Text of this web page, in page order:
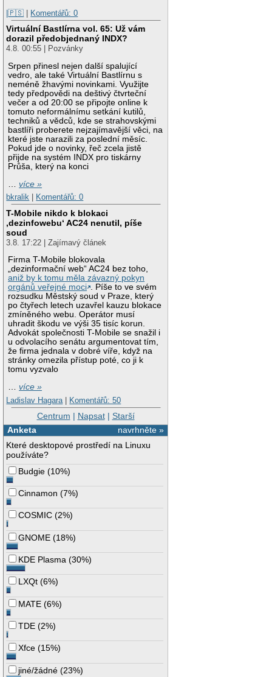
|🇵🇸 | Komentářů: 0
Virtuální Bastlírna vol. 65: Už vám
dorazil předobjednaný INDX?
4.8. 00:55 | Pozvánky
Srpen přinesl nejen další spalující
vedro, ale také Virtuální Bastlírnu s
neméně žhavými novinkami. Využijte
tedy předpovědi na deštivý čtvrteční
večer a od 20:00 se připojte online k
tomuto neformálnímu setkání kutilů,
techniků a vědců, kde se strahovskými
bastlíři proberete nejzajímavější věci, na
které jste narazili za poslední měsíc.
Pokud jde o novinky, řeč zcela jistě
přijde na systém INDX pro tiskárny
Průša, který na konci
…více »
bkralik
Komentářů: 0
T-Mobile nikdo k blokaci
‚dezinfowebu‘ AC24 nenutil, píše
soud
3.8. 17:22 | Zajímavý článek
Firma T-Mobile blokovala
„dezinformační web“ AC24 bez toho,
aniž by k tomu měla závazný pokyn
orgánů veřejné moci . Píše to ve svém
rozsudku Městský soud v Praze, který
po čtyřech letech uzavřel kauzu blokace
zmíněného webu. Operátor musí
uhradit škodu ve výši 35 tisíc korun.
Advokát společnosti T-Mobile se snažil i
u odvolacího senátu argumentovat tím,
že firma jednala v dobré víře, když na
stránky omezila přístup poté, co ji k
tomu vyzvalo
…více »
Ladislav Hagara | Komentářů: 50
Centrum | Napsat| Starší
navrhněte »
Anketa
Které desktopové prostředí na Linuxu
používáte?
Budgie (10%)
Cinnamon (7%)
COSMIC (2%)
GNOME (18%)
KDE Plasma (30%)
LXQt (6%)
MATE (6%)
TDE (2%)
Xfce (15%)
jiné/žádné (23%)